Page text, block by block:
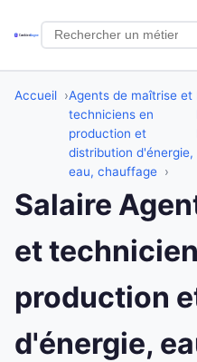
Accueil
Agents de maîtrise et
techniciens en
production et
distribution d'énergie,
eau, chauffage
Salaire
et
production
d'énergie,